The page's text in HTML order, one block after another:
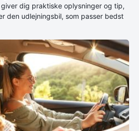
dig praktiske oplysninger og tip,
den udlejningsbil, som passer bedst